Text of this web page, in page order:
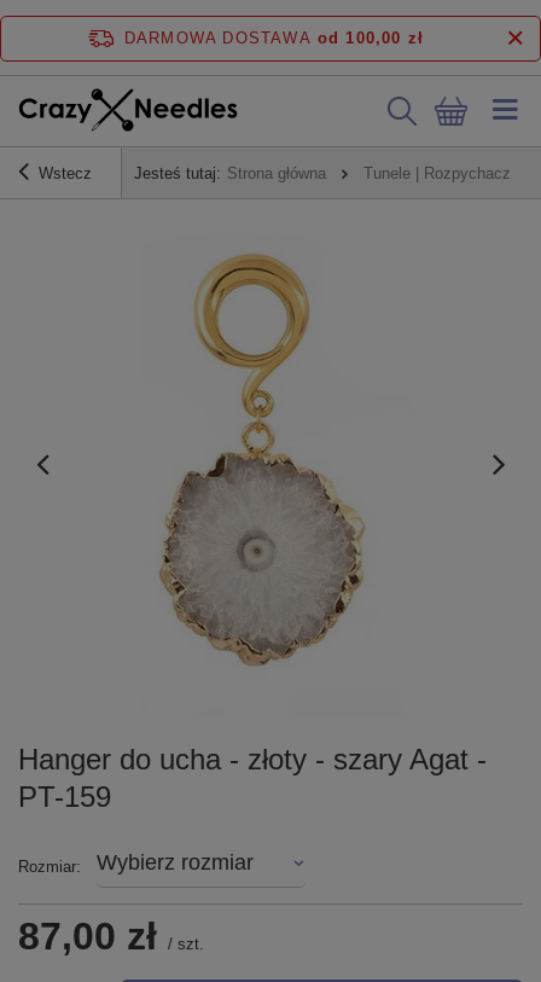
DARMOWA DOSTAWA od 100,00 zł
Wstecz Jesteś tutaj: Strona główna Tunele | Rozpychacze
Hanger do ucha - złoty - szary Agat -
PT-159
Rozmiar Wybierz rozmiar
87,00 zł / szt.